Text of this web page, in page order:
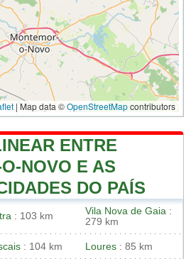
| Map data ©OpenStreetMapcontributors
ENTRE
NOVO E AS
DO PAÍS
: 103 km Vila Nova de Gaia :
279 km
: 104 km Loures : 85 km